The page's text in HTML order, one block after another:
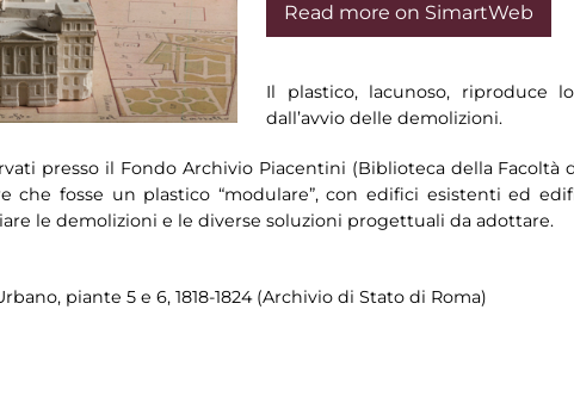
Read more on SimartWeb
Il plastico, lacunoso, riproduce
dall’avvio delle demolizioni.
presso il Fondo Archivio Piacentini (Biblioteca della Facoltà
che fosse un plastico “modulare”, con edifici esistenti ed
le demolizioni e le diverse soluzioni progettuali da adottare.
piante 5 e 6, 1818-1824 (Archivio di Stato di Roma)